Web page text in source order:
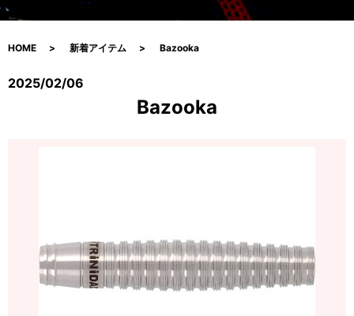
HOME 新着アイテム Bazooka
2025/02/06
Bazooka